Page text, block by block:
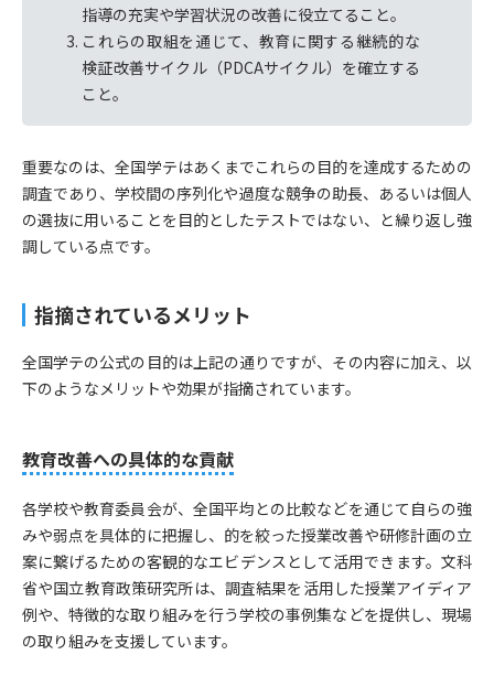
指導の充実や学習状況の改善に役立てること。
これらの取組を通じて、教育に関する継続的な
検証改善サイクル（PDCAサイクル）を確立する
こと。
重要なのは、全国学テはあくまでこれらの目的を達成するための
調査であり、学校間の序列化や過度な競争の助長、あるいは個人
の選抜に用いることを目的としたテストではない、と繰り返し強
調している点です。
指摘されているメリット
全国学テの公式の目的は上記の通りですが、その内容に加え、以
下のようなメリットや効果が指摘されています。
教育改善への具体的な貢献
各学校や教育委員会が、全国平均との比較などを通じて自らの強
みや弱点を具体的に把握し、的を絞った授業改善や研修計画の立
案に繋げるための客観的なエビデンスとして活用できます。文科
省や国立教育政策研究所は、調査結果を活用した授業アイディア
例や、特徴的な取り組みを行う学校の事例集などを提供し、現場
の取り組みを支援しています。